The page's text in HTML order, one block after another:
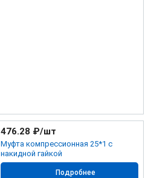
Муфта компрессионная 25*1 с
накидной гайкой
476.28 ₽/шт
Подробнее